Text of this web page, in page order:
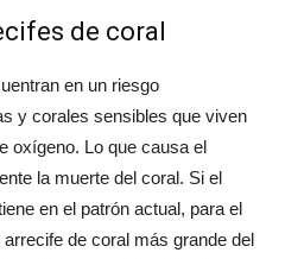
de coral
en un riesgo
y corales sensibles que viven
oxígeno. Lo que causa el
la muerte del coral. Si el
en el patrón actual, para el
de coral más grande del